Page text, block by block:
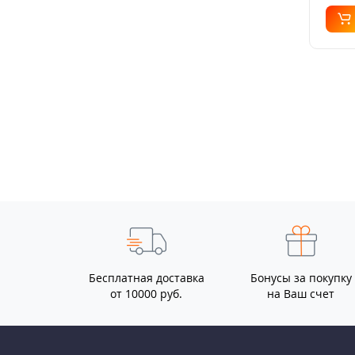
Бесплатная доставка
от 10000 руб.
Бонусы за покупку
на Ваш счет